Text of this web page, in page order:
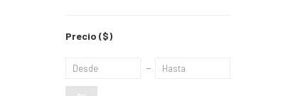
Precio ($)